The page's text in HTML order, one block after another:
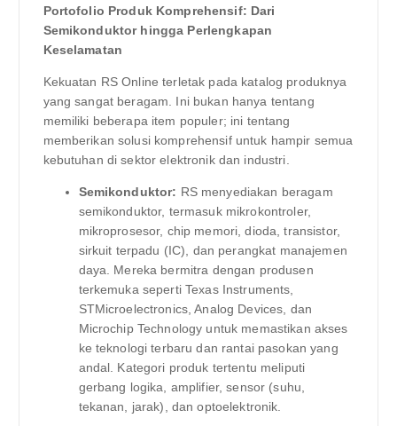
Portofolio Produk Komprehensif: Dari
Semikonduktor hingga Perlengkapan
Keselamatan
Kekuatan RS Online terletak pada katalog produknya
yang sangat beragam. Ini bukan hanya tentang
memiliki beberapa item populer; ini tentang
memberikan solusi komprehensif untuk hampir semua
kebutuhan di sektor elektronik dan industri.
Semikonduktor: RS menyediakan beragam
semikonduktor, termasuk mikrokontroler,
mikroprosesor, chip memori, dioda, transistor,
sirkuit terpadu (IC), dan perangkat manajemen
daya. Mereka bermitra dengan produsen
terkemuka seperti Texas Instruments,
STMicroelectronics, Analog Devices, dan
Microchip Technology untuk memastikan akses
ke teknologi terbaru dan rantai pasokan yang
andal. Kategori produk tertentu meliputi
gerbang logika, amplifier, sensor (suhu,
tekanan, jarak), dan optoelektronik.